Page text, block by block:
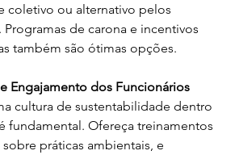
coletivo ou alternativo pelos
de carona e incentivos
também são ótimas opções.
Engajamento dos Funcionários
cultura de sustentabilidade dentro
fundamental. Ofereça treinamentos
práticas ambientais, e